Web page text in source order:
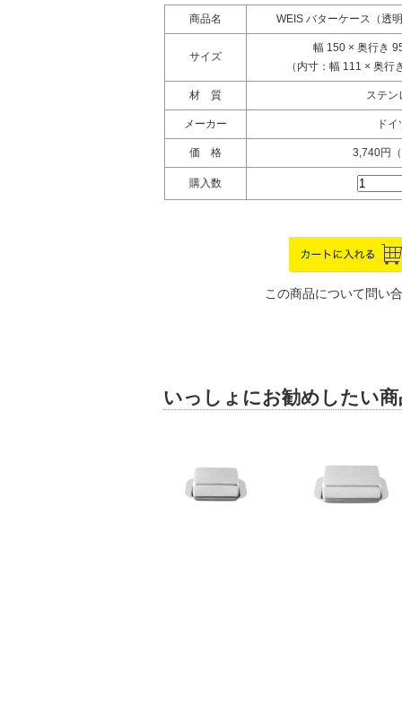
商品名 WEIS バターケース（透
サイズ
幅 150 × 奥行き
（内寸：幅 111 × 奥行
材 質 ステン
メーカー ドイ
価 格 3,740円
購入数
この商品について問い
いっしょにお勧めしたい商